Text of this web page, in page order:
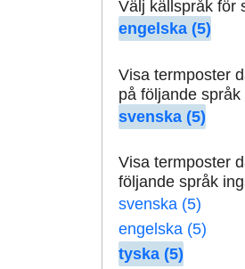
Välj källspråk för
engelska (5)
Visa termposter
på följande språk
svenska (5)
Visa termposter
följande språk
svenska (5)
engelska (5)
tyska (5)